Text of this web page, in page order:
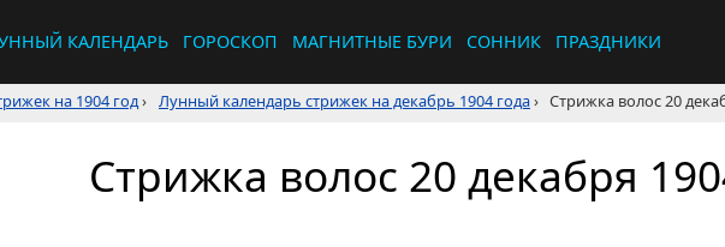
КАЛЕНДАРЬ ГОРОСКОП МАГНИТНЫЕ БУРИ СОННИК ПРАЗДНИКИ
на 1904 год› Лунный календарь стрижек на декабрь 1904 года› Стрижка волос 20
Стрижка волос 20 декабря